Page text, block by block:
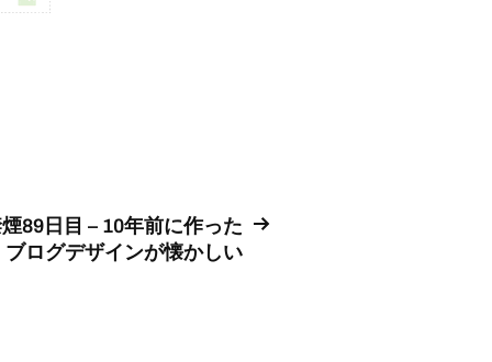
89日目 – 10年前に作った
ブログデザインが懐かしい